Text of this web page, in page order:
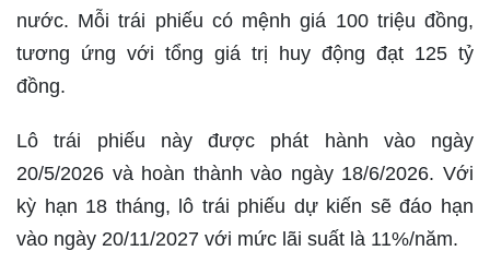
nước. Mỗi trái phiếu có mệnh giá 100 triệu đồng,
tương ứng với tổng giá trị huy động đạt 125 tỷ
đồng.
Lô trái phiếu này được phát hành vào ngày
20/5/2026 và hoàn thành vào ngày 18/6/2026. Với
kỳ hạn 18 tháng, lô trái phiếu dự kiến sẽ đáo hạn
vào ngày 20/11/2027 với mức lãi suất là 11%/năm.